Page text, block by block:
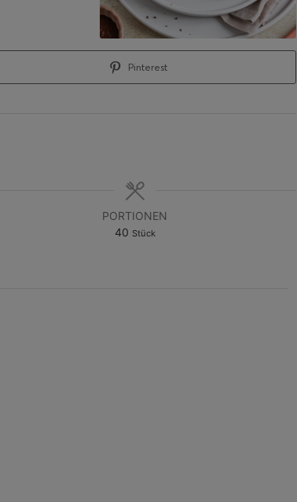
Pinterest
PORTIONEN
40 Stück